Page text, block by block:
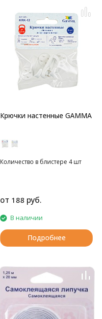
Крючки настенные GAMMA
Количество в блистере 4 шт
от 188 руб.
В наличии
Подробнее